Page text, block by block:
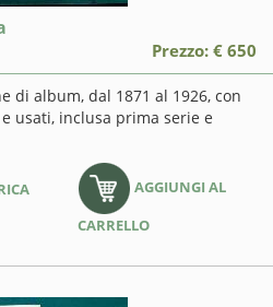
Prezzo: € 650
di album, dal 1871 al 1926, con
usati, inclusa prima serie e
AGGIUNGI AL
CARRELLO